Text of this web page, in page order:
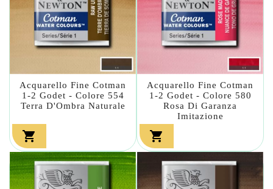
Acquarello Fine Cotman
1-2 Godet - Colore 554
Terra D'Ombra Naturale

Acquarello Fine Cotman
1-2 Godet - Colore 580
Rosa Di Garanza
Imitazione
